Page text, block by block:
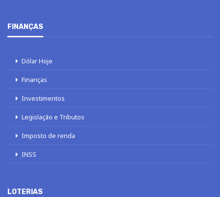
FINANÇAS
Dólar Hoje
Finanças
Investimentos
Legislação e Tributos
Imposto de renda
INSS
LOTERIAS